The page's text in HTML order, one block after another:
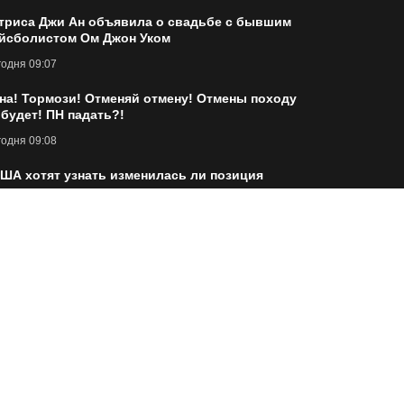
Джи Ан объявила о свадьбе с бывшим
Ом Джон Уком
09:07
Тормози! Отменяй отмену! Отмены походу
будет! ПН падать?!
09:08
хотят узнать изменилась ли позиция